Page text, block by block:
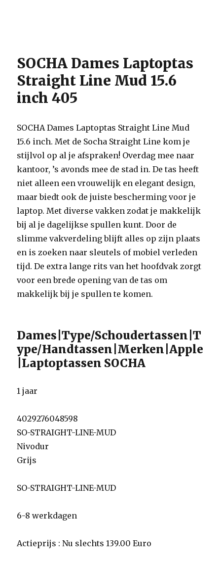
SOCHA Dames Laptoptas
Straight Line Mud 15.6
inch 405
SOCHA Dames Laptoptas Straight Line Mud
15.6 inch. Met de Socha Straight Line kom je
stijlvol op al je afspraken! Overdag mee naar
kantoor, ’s avonds mee de stad in. De tas heeft
niet alleen een vrouwelijk en elegant design,
maar biedt ook de juiste bescherming voor je
laptop. Met diverse vakken zodat je makkelijk
bij al je dagelijkse spullen kunt. Door de
slimme vakverdeling blijft alles op zijn plaats
en is zoeken naar sleutels of mobiel verleden
tijd. De extra lange rits van het hoofdvak zorgt
voor een brede opening van de tas om
makkelijk bij je spullen te komen.
Dames|Type/Schoudertassen|T
ype/Handtassen|Merken|Apple
|Laptoptassen SOCHA
1 jaar
4029276048598
SO-STRAIGHT-LINE-MUD
Nivodur
Grijs
SO-STRAIGHT-LINE-MUD
6-8 werkdagen
Actieprijs : Nu slechts 139.00 Euro